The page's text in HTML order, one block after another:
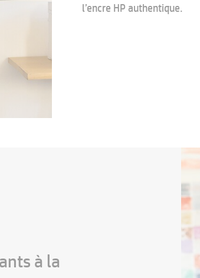
l’encre HP authentique.
à la